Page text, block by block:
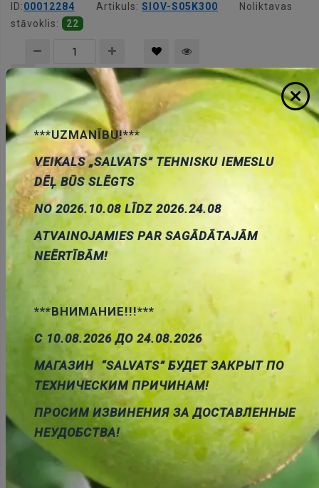
ID:00012284 Artikuls: SIOV-S05K300
Noliktavas
stāvoklis:
22
grozam
SIOV-S07K20 varistors metal oxide 20V/AC, 26V/DC,
33V, 250A, 1.3J, Ø7mm
Cena:
Artikuls: SIOV-S07K20
stāvoklis: 14
Pievienot
grozam
***UZMANĪBU!***
VEIKALS „SALVATS” TEHNISKU IEMESLU
DĒĻ BŪS SLĒGTS
NO 2026.10.08 LĪDZ 2026.24.08
ATVAINOJAMIES PAR SAGĀDĀTAJĀM
NEĒRTĪBĀM!
***ВНИМАНИЕ!!!***
С 10.08.2026 ДО 24.08.2026
МАГАЗИН “SALVATS” БУДЕТ ЗАКРЫТ ПО
ТЕХНИЧЕСКИМ ПРИЧИНАМ!
ПРОСИМ ИЗВИНЕНИЯ ЗА ДОСТАВЛЕННЫЕ
НЕУДОБСТВА!